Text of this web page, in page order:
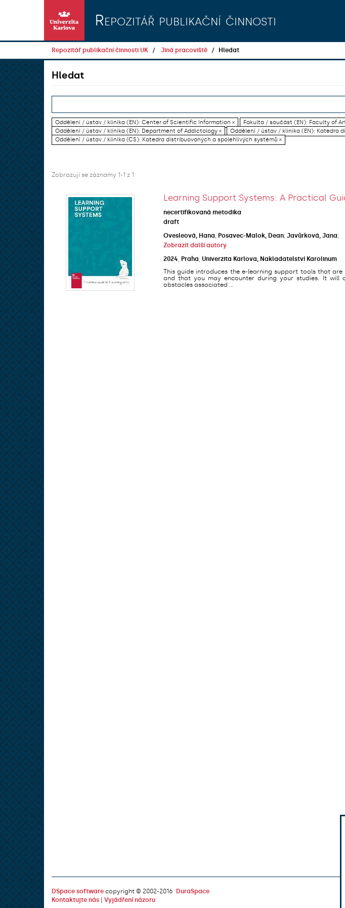
Repozitář publikační činnosti
Repozitář publikační činnosti UK Jiná pracoviště Hledat
Hledat
Oddělení / ústav / klinika (EN): Center of Scientific Information ×
Fakulta / součást (EN): Faculty of
Oddělení / ústav / klinika (EN): Department of Addictology ×
Oddělení / ústav / klinika (EN): Katedra
Oddělení / ústav / klinika (CS): Katedra distribuovaných a spolehlivých systémů ×
Zobrazují se záznamy 1-1 z 1
Learning Support Systems: A Practical
necertifikovaná metodika
draft
Ovesleová, Hana; Posavec-Malok, Dean; Javůrková, Jana;
Zobrazit další autory
2024
Praha Univerzita Karlova, Nakladatelství Karolinum
This guide introduces the e-learning support tools that
and that you may encounter during your studies. It will
obstacles associated ...
DSpace software copyright © 2002-2016
DuraSpace
Kontaktujte nás
Vyjádření názoru